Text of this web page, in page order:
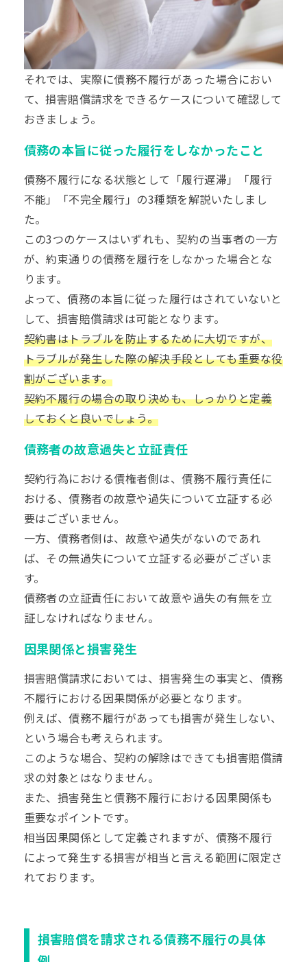
それでは、実際に債務不履行があった場合におい
て、損害賠償請求をできるケースについて確認して
おきましょう。
債務の本旨に従った履行をしなかったこと
債務不履行になる状態として「履行遅滞」「履行
不能」「不完全履行」の3種類を解説いたしまし
た。
この3つのケースはいずれも、契約の当事者の一方
が、約束通りの債務を履行をしなかった場合とな
ります。
よって、債務の本旨に従った履行はされていないと
して、損害賠償請求は可能となります。
契約書はトラブルを防止するために大切ですが、
トラブルが発生した際の解決手段としても重要な役
割がございます。
契約不履行の場合の取り決めも、しっかりと定義
しておくと良いでしょう。
債務者の故意過失と立証責任
契約行為における債権者側は、債務不履行責任に
おける、債務者の故意や過失について立証する必
要はございません。
一方、債務者側は、故意や過失がないのであれ
ば、その無過失について立証する必要がございま
す。
債務者の立証責任において故意や過失の有無を立
証しなければなりません。
因果関係と損害発生
損害賠償請求においては、損害発生の事実と、債務
不履行における因果関係が必要となります。
例えば、債務不履行があっても損害が発生しない、
という場合も考えられます。
このような場合、契約の解除はできても損害賠償請
求の対象とはなりません。
また、損害発生と債務不履行における因果関係も
重要なポイントです。
相当因果関係として定義されますが、債務不履行
によって発生する損害が相当と言える範囲に限定さ
れております。
損害賠償を請求される債務不履行の具体